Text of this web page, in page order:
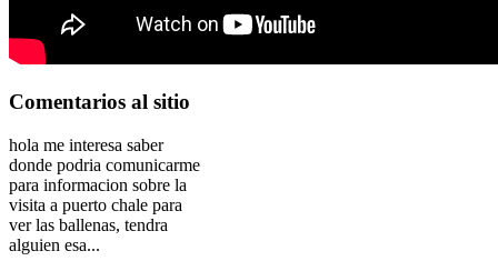
Comentarios al sitio
hola me interesa saber
donde podria comunicarme
para informacion sobre la
visita a puerto chale para
ver las ballenas, tendra
alguien esa...